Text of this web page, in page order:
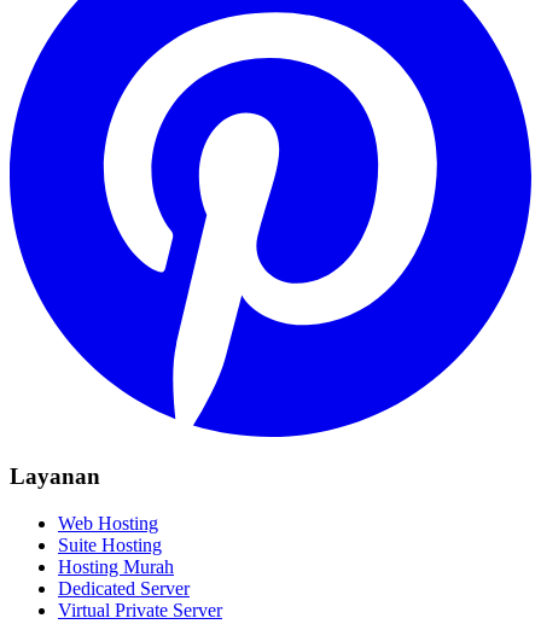
Layanan
Web Hosting
Suite Hosting
Hosting Murah
Dedicated Server
Virtual Private Server